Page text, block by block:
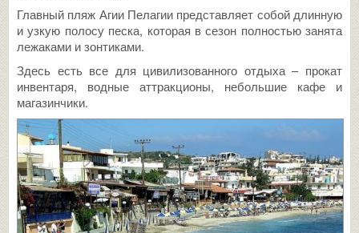
Главный пляж Агии Пелагии представляет собой длинную
и узкую полосу песка, которая в сезон полностью занята
лежаками и зонтиками.
Здесь есть все для цивилизованного отдыха – прокат
инвентаря, водные аттракционы, небольшие кафе и
магазинчики.